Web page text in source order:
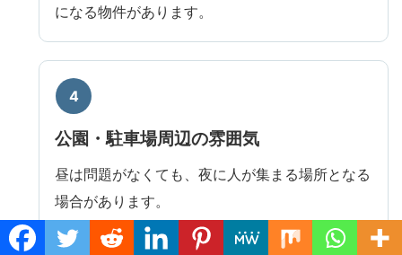
になる物件があります。
公園・駐車場周辺の雰囲気
昼は問題がなくても、夜に人が集まる場所となる
場合があります。
Translate »